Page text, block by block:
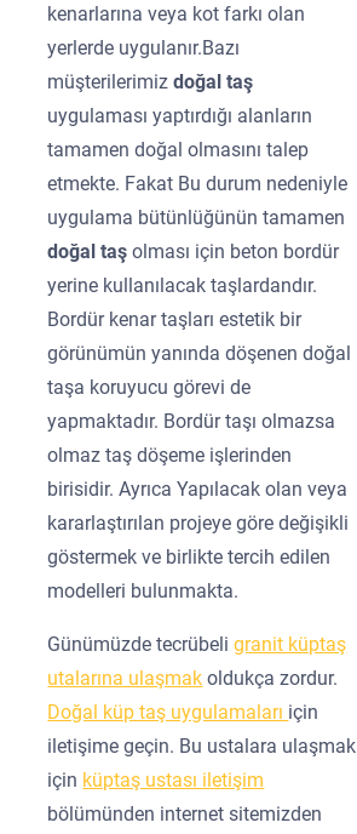
kenarlarına veya kot farkı olan
yerlerde uygulanır.Bazı
müşterilerimizdoğal taş
uygulaması yaptırdığı alanların
tamamen doğal olmasını talep
etmekte. Fakat Bu durum nedeniyle
uygulama bütünlüğünün tamamen
doğal taşolması için beton bordür
yerine kullanılacak taşlardandır.
Bordür kenar taşları estetik bir
görünümün yanında döşenen doğal
taşa koruyucu görevi de
yapmaktadır. Bordür taşı olmazsa
olmaz taş döşeme işlerinden
birisidir. Ayrıca Yapılacak olan veya
kararlaştırılan projeye göre değişikli
göstermek ve birlikte tercih edilen
modelleri bulunmakta.
Günümüzde tecrübeligranit küptaş
utalarına ulaşmak oldukça zordur.
Doğal küp taş uygulamaları için
iletişime geçin. Bu ustalara ulaşmak
için küptaş ustası iletişim
bölümünden internet sitemizden